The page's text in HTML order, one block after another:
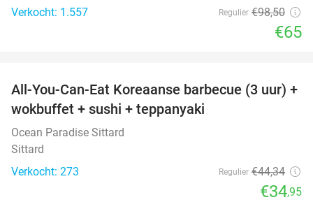
Verkocht: 1.557
Regulier €98,50
€65
21%
All-You-Can-Eat Koreaanse barbecue (3 uur) +
wokbuffet + sushi + teppanyaki
Ocean Paradise Sittard
Sittard
Verkocht: 273
Regulier €44,34
€34,95